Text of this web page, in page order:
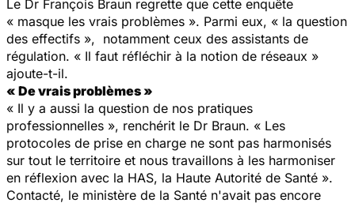
Le Dr François Braun regrette que cette enquête
« masque les vrais problèmes ». Parmi eux, « la question
des effectifs », notamment ceux des assistants de
régulation. « Il faut réfléchir à la notion de réseaux »
ajoute-t-il.
« De vrais problèmes »
« Il y a aussi la question de nos pratiques
professionnelles », renchérit le Dr Braun. « Les
protocoles de prise en charge ne sont pas harmonisés
sur tout le territoire et nous travaillons à les harmoniser
en réflexion avec la HAS, la Haute Autorité de Santé ».
Contacté, le ministère de la Santé n'avait pas encore